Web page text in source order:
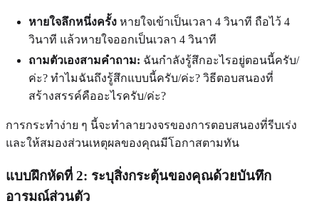
หายใจลึกหนึ่งครั้ง หายใจเข้าเป็นเวลา 4 วินาที ถือไว้ 4
วินาที แล้วหายใจออกเป็นเวลา 4 วินาที
ถามตัวเองสามคำถาม: ฉันกำลังรู้สึกอะไรอยู่ตอนนี้ครับ/
ค่ะ? ทำไมฉันถึงรู้สึกแบบนี้ครับ/ค่ะ? วิธีตอบสนองที่
สร้างสรรค์คืออะไรครับ/ค่ะ?
การกระทำง่าย ๆ นี้จะทำลายวงจรของการตอบสนองที่รีบเร่ง
และให้สมองส่วนเหตุผลของคุณมีโอกาสตามทัน
แบบฝึกหัดที่ 2: ระบุสิ่งกระตุ้นของคุณด้วยบันทึก
อารมณ์ส่วนตัว